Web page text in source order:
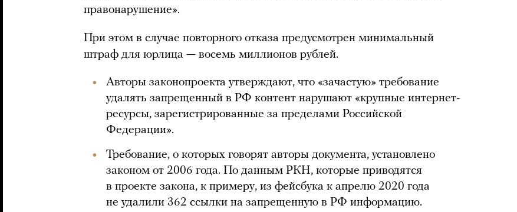
правонарушение».
При этом в случае повторного отказа предусмотрен минимальный
штраф для юрлица — восемь миллионов рублей.
Авторы законопроекта утверждают, что «зачастую» требование
удалять запрещенный в РФ контент нарушают «крупные интернет-
ресурсы, зарегистрированные за пределами Российской
Федерации».
Требование, о которых говорят авторы документа, установлено
законом от 2006 года. По данным РКН, которые приводятся
в проекте закона, к примеру, из фейсбука к апрелю 2020 года
не удалили 362 ссылки на запрещенную в РФ информацию.